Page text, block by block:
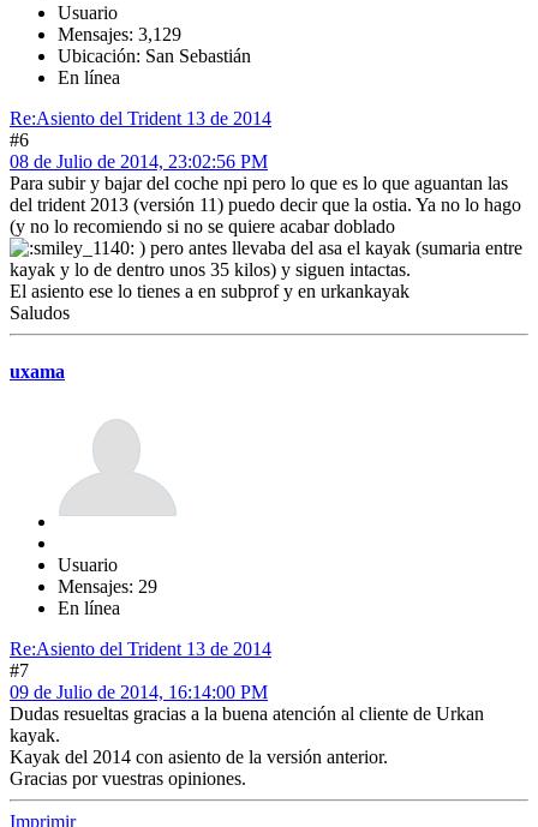
Usuario
Mensajes: 3,129
Ubicación: San Sebastián
En línea
Re:Asiento del Trident 13 de 2014
#6
08 de Julio de 2014, 23:02:56 PM
Para subir y bajar del coche npi pero lo que es lo que aguantan las
del trident 2013 (versión 11) puedo decir que la ostia. Ya no lo hago
(y no lo recomiendo si no se quiere acabar doblado
) pero antes llevaba del asa el kayak (sumaria entre
kayak y lo de dentro unos 35 kilos) y siguen intactas.
El asiento ese lo tienes a en subprof y en urkankayak
Saludos
uxama
Usuario
Mensajes: 29
En línea
Re:Asiento del Trident 13 de 2014
#7
09 de Julio de 2014, 16:14:00 PM
Dudas resueltas gracias a la buena atención al cliente de Urkan
kayak.
Kayak del 2014 con asiento de la versión anterior.
Gracias por vuestras opiniones.
Imprimir